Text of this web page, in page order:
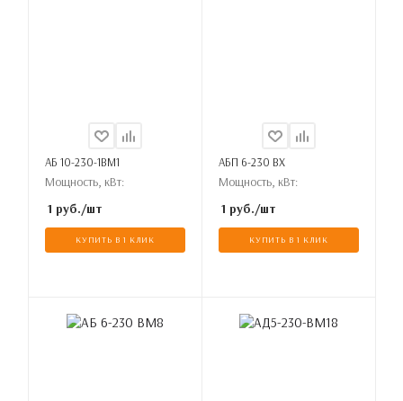
АБ 10-230-1ВМ1
Мощность, кВт:
1 руб./шт
КУПИТЬ В 1 КЛИК
АБП 6-230 ВХ
Мощность, кВт:
1 руб./шт
КУПИТЬ В 1 КЛИК